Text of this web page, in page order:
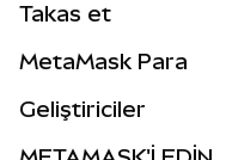
Takas et
Perps
MetaMask Para
Geliştiriciler